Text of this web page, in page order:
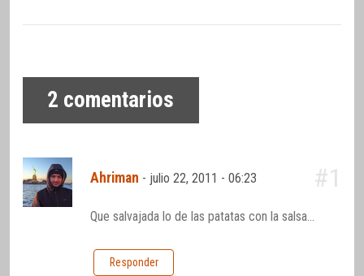
2 comentarios
Ahriman - julio 22, 2011 - 06:23 #1
Que salvajada lo de las patatas con la salsa…
Responder